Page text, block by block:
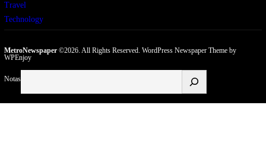
Travel
Technology
MetroNewspaper©2026. All Rights Reserved. WordPress Newspaper Themeby
WPEnjoy
Notas